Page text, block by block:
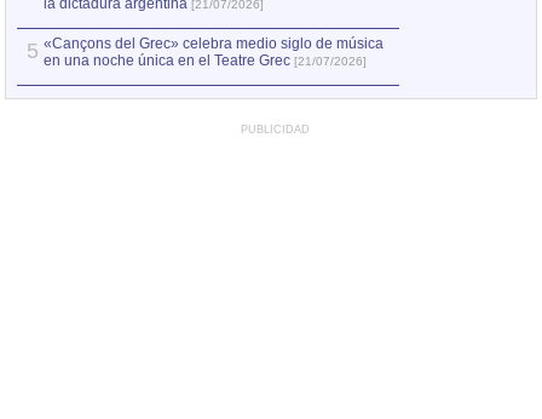
la dictadura argentina [21/07/2026]
5 «Cançons del Grec» celebra medio siglo de música
en una noche única en el Teatre Grec [21/07/2026]
PUBLICIDAD